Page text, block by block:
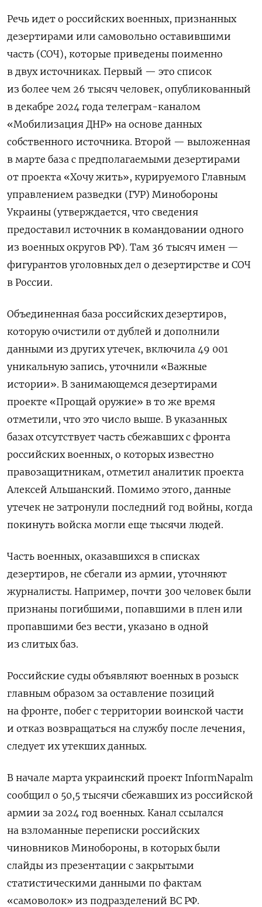
Речь идет о российских военных, признанных
дезертирами или самовольно оставившими
часть (СОЧ), которые приведены поименно
в двух источниках. Первый — это список
из более чем 26 тысяч человек, опубликованный
в декабре 2024 года телеграм-каналом
«Мобилизация ДНР» на основе данных
собственного источника. Второй — выложенная
в марте база с предполагаемыми дезертирами
от проекта «Хочу жить», курируемого Главным
управлением разведки (ГУР) Минобороны
Украины (утверждается, что сведения
предоставил источник в командовании одного
из военных округов РФ). Там 36 тысяч имен —
фигурантов уголовных дел о дезертирстве и СОЧ
в России.
Объединенная база российских дезертиров,
которую очистили от дублей и дополнили
данными из других утечек, включила 49 001
уникальную запись, уточнили «Важные
истории». В занимающемся дезертирами
проекте «Прощай оружие» в то же время
отметили, что это число выше. В указанных
базах отсутствует часть сбежавших с фронта
российских военных, о которых известно
правозащитникам, отметил аналитик проекта
Алексей Альшанский. Помимо этого, данные
утечек не затронули последний год войны, когда
покинуть войска могли еще тысячи людей.
Часть военных, оказавшихся в списках
дезертиров, не сбегали из армии, уточняют
журналисты. Например, почти 300 человек были
признаны погибшими, попавшими в плен или
пропавшими без вести, указано в одной
из слитых баз.
Российские суды объявляют военных в розыск
главным образом за оставление позиций
на фронте, побег с территории воинской части
и отказ возвращаться на службу после лечения,
следует их утекших данных.
В начале марта украинский проект InformNapalm
сообщил о 50,5 тысячи сбежавших из российской
армии за 2024 год военных. Канал ссылался
на взломанные переписки российских
чиновников Минобороны, в которых были
слайды из презентации с закрытыми
статистическими данными по фактам
«самоволок» из подразделений ВС РФ.